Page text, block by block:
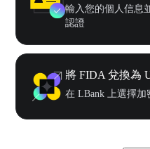
輸入您的個人信息
認證
將 FIDA 兌換為
在 LBank 上選擇加